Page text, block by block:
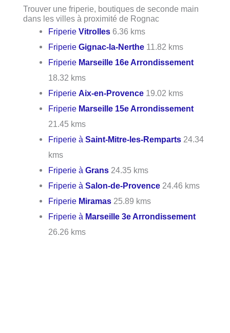
Trouver une friperie, boutiques de seconde main
dans les villes à proximité de Rognac
FriperieVitrolles 6.36 kms
FriperieGignac-la-Nerthe 11.82 kms
Friperie Marseille 16e Arrondissement
18.32 kms
FriperieAix-en-Provence 19.02 kms
Friperie Marseille 15e Arrondissement
21.45 kms
Friperie àSaint-Mitre-les-Remparts 24.34
kms
Friperie àGrans 24.35 kms
Friperie àSalon-de-Provence 24.46 kms
Friperie Miramas 25.89 kms
Friperie à Marseille 3e Arrondissement
26.26 kms